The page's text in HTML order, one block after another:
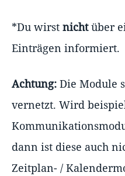
*Du wirst nichtüber
Einträgen informiert.
Achtung: Die Module
vernetzt. Wird
dann ist diese auch
Zeitplan- /